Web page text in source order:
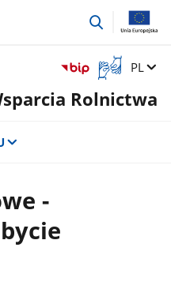
przejdź
Otwórz
okno
z
Zmień
PL
Rolnictwa
-